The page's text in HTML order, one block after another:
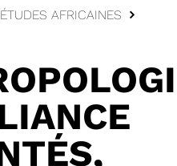
AFRICAINES